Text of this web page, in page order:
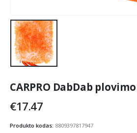
CARPRO DabDab
€17.47
Produkto kodas: 8809397817947